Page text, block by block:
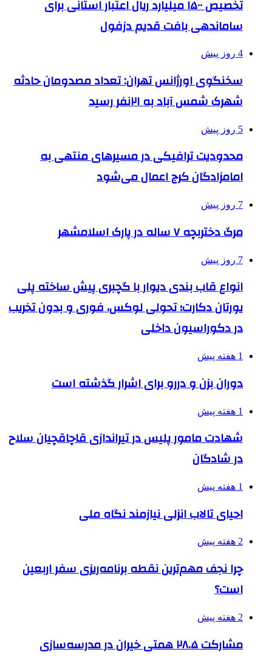
تخصیص ۱۵۰۰ میلیارد ریال اعتبار استانی برای
ساماندهی بافت قدیم دزفول
4 روز پیش
سخنگوی اورژانس تهران: تعداد مصدومان حادثه
شهرک شمس آباد به ۲۱نفر رسید
5 روز پیش
محدودیت ترافیکی در مسیرهای منتهی به
امامزادگان کرج اعمال می‌شود
7 روز پیش
مرگ دختربچه ۷ ساله در پارک اسلامشهر
7 روز پیش
انواع قاب بندی دیوار با گچبری پیش ساخته پلی
یورتان دکارت؛ تحولی لوکس، فوری و بدون تخریب
در دکوراسیون داخلی
1 هفته پیش
دوران بزن و دررو برای اشرار گذشته است
1 هفته پیش
شهادت مامور پلیس در تیراندازی قاچاقچیان سلاح
در شادگان
1 هفته پیش
احیای تالاب انزلی نیازمند نگاه ملی
2 هفته پیش
چرا نجف مهم‌ترین نقطه برنامه‌ریزی سفر اربعین
است؟
2 هفته پیش
مشارکت ۲۸.۵ همتی خیران در مدرسه‌سازی